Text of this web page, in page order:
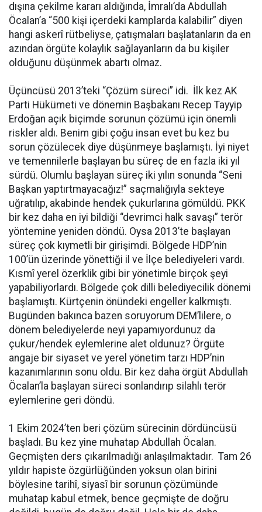
dışına çekilme kararı aldığında, İmralı’da Abdullah
Öcalan’a “500 kişi içerdeki kamplarda kalabilir” diyen
hangi askerî rütbeliyse, çatışmaları başlatanların da en
azından örgüte kolaylık sağlayanların da bu kişiler
olduğunu düşünmek abartı olmaz.
Üçüncüsü 2013’teki “Çözüm süreci” idi. İlk kez AK
Parti Hükümeti ve dönemin Başbakanı Recep Tayyip
Erdoğan açık biçimde sorunun çözümü için önemli
riskler aldı. Benim gibi çoğu insan evet bu kez bu
sorun çözülecek diye düşünmeye başlamıştı. İyi niyet
ve temennilerle başlayan bu süreç de en fazla iki yıl
sürdü. Olumlu başlayan süreç iki yılın sonunda “Seni
Başkan yaptırtmayacağız!” saçmalığıyla sekteye
uğratılıp, akabinde hendek çukurlarına gömüldü. PKK
bir kez daha en iyi bildiği “devrimci halk savaşı” terör
yöntemine yeniden döndü. Oysa 2013’te başlayan
süreç çok kıymetli bir girişimdi. Bölgede HDP’nin
100’ün üzerinde yönettiği il ve İlçe belediyeleri vardı.
Kısmî yerel özerklik gibi bir yönetimle birçok şeyi
yapabiliyorlardı. Bölgede çok dilli belediyecilik dönemi
başlamıştı. Kürtçenin önündeki engeller kalkmıştı.
Bugünden bakınca bazen soruyorum DEM’lilere, o
dönem belediyelerde neyi yapamıyordunuz da
çukur/hendek eylemlerine alet oldunuz? Örgüte
angaje bir siyaset ve yerel yönetim tarzı HDP’nin
kazanımlarının sonu oldu. Bir kez daha örgüt Abdullah
Öcalan’la başlayan süreci sonlandırıp silahlı terör
eylemlerine geri döndü.
1 Ekim 2024’ten beri çözüm sürecinin dördüncüsü
başladı. Bu kez yine muhatap Abdullah Öcalan.
Geçmişten ders çıkarılmadığı anlaşılmaktadır. Tam 26
yıldır hapiste özgürlüğünden yoksun olan birini
böylesine tarihî, siyasî bir sorunun çözümünde
muhatap kabul etmek, bence geçmişte de doğru